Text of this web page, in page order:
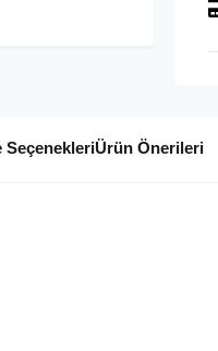
SeçenekleriÜrün Önerileri